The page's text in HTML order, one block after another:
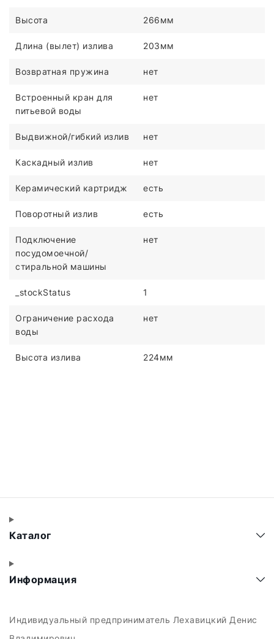
Высота 266мм
Длина (вылет) излива 203мм
Возвратная пружина нет
Встроенный кран для
питьевой воды
нет
Выдвижной/гибкий излив нет
Каскадный излив нет
Керамический картридж есть
Поворотный излив есть
Подключение
посудомоечной/
стиральной машины
нет
_stockStatus 1
Ограничение расхода
воды
нет
Высота излива 224мм
Каталог
Информация
Индивидуальный предприниматель Лехавицкий Денис